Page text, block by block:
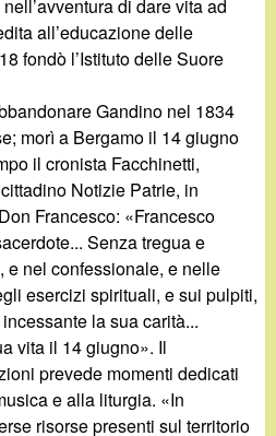
di dare vita ad
all’educazione delle
fondò l’Istituto delle Suore
Gandino nel 1834
morì a Bergamo il 14 giugno
il cronista Facchinetti,
Notizie Patrie, in
Francesco: «Francesco
Senza tregua e
e nel confessionale, e nelle
esercizi spirituali, e sui pulpiti,
la sua carità...
vita il 14 giugno». Il
prevede momenti dedicati
e alla liturgia. «In
risorse presenti sul territorio